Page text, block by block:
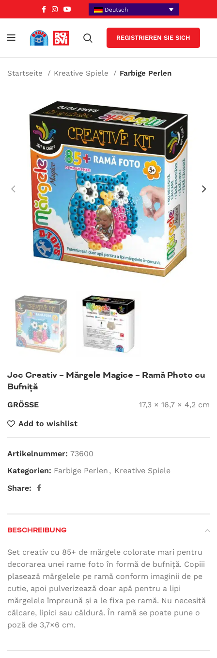
Deutsch
REGISTRIEREN SIE SICH
Startseite Kreative Spiele Farbige Perlen
Joc Creativ – Mărgele Magice – Ramă Photo cu
Bufniță
GRÖSSE 17,3 × 16,7 × 4,2 cm
Add to wishlist
Artikelnummer: 73600
Kategorien: Farbige Perlen , Kreative Spiele
Share:
BESCHREIBUNG
Set creativ cu 85+ de mărgele colorate mari pentru
decorarea unei rame foto în formă de bufniță. Copiii
plasează mărgelele pe ramă conform imaginii de pe
cutie, apoi pulverizează doar apă pentru a lipi
mărgelele împreună și a le fixa pe ramă. Nu necesită
călcare, lipici sau căldură. În ramă se poate pune o
poză de 3,7×6 cm.